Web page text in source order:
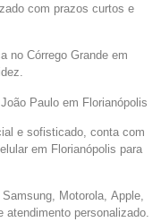
com prazos curtos e
no Córrego Grande em
Paulo em Florianópolis
e sofisticado, conta com
em Florianópolis para
Motorola, Apple,
personalizado.